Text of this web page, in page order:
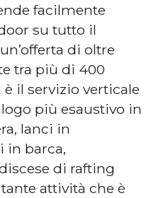
facilmente
su tutto il
di oltre
tra più di 400
il servizio verticale
più esaustivo in
lanci in
in barca,
di rafting
attività che è